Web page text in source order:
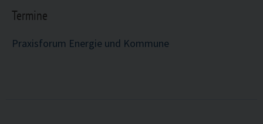
Termine
Praxisforum Energie und Kommune